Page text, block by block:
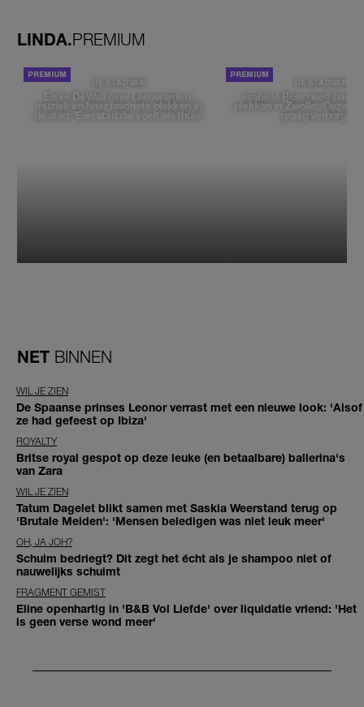
LINDA.PREMIUM
DE STAD VAN
Elske DeWall over Leeuwarden,
muziek en haar favoriete plekken in
de stad: 'Een stad die voelt als thuis'
DE STAD VAN
Isabelle Boer deelt haar
plekken in Zwolle: 'Deze
graag verborgen'
NET BINNEN
WIL JE ZIEN
De Spaanse prinses Leonor verrast met een nieuwe look: 'Alsof
ze had gefeest op Ibiza'
ROYALTY
Britse royal gespot op deze leuke (en betaalbare) ballerina's
van Zara
WIL JE ZIEN
Tatum Dagelet blikt samen met Saskia Weerstand terug op
'Brutale Meiden': 'Mensen beledigen was niet leuk meer'
OH, JA JOH?
Schuim bedriegt? Dit zegt het écht als je shampoo niet of
nauwelijks schuimt
FRAGMENT GEMIST
Eline openhartig in 'B&B Vol Liefde' over liquidatie vriend: 'Het
is geen verse wond meer'